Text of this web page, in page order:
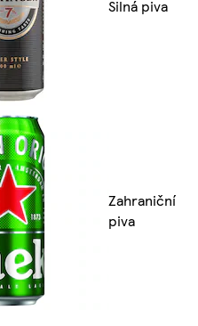
Silná piva
Zahraniční
piva